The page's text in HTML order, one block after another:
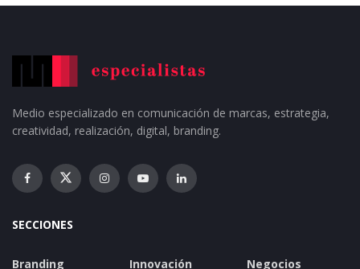
Medio especializado en comunicación de marcas, estrategia,
creatividad, realización, digital, branding.
SECCIONES
Branding Innovación Negocios